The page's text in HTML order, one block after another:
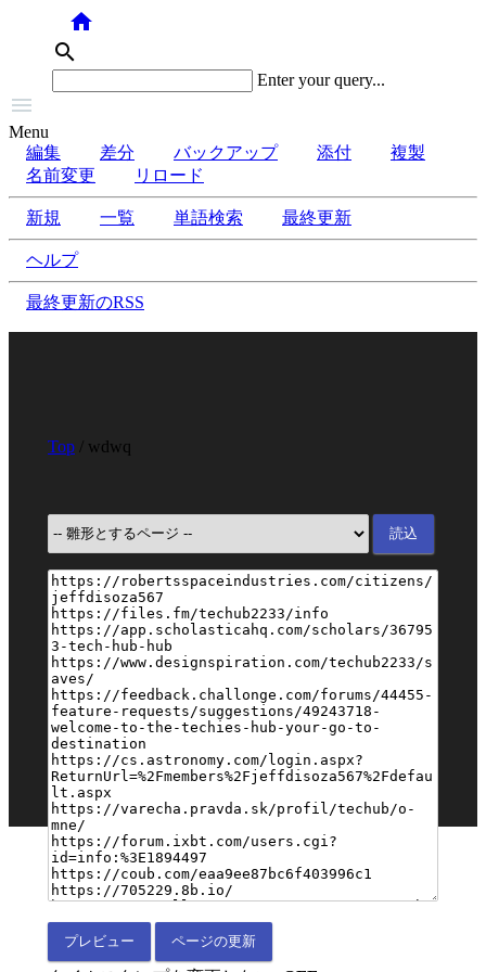
home
search
Enter your query...

Menu
編集
差分 バックアップ 添付
複製
名前変更
リロード
新規 一覧 単語検索 最終更新
ヘルプ
最終更新のRSS
Top / wdwq